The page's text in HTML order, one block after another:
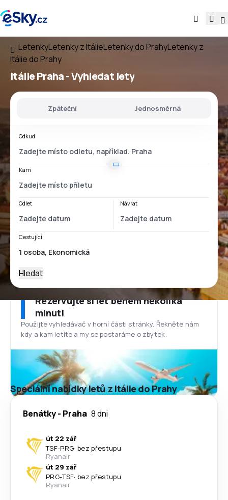
LetenkyLetenky z ItálieLetenky do PrahyLetenky z
Itálie do Prahy
Itálie Praha- Vyhledat lety
Zpáteční Jednosměrná
Odkud
Kam
Odlet Návrat
Cestující
Hledat
Rezervujte si let během několika
minut!
Použijte vyhledávač v horní části stránky. Řekněte nám
kdy a kam letíte a my se postaráme o zbytek.
Speciální nabídky letů z Itálie do Prahy
Benátky- Praha 8 dni
út 22 zář
TSF-PRG· bez přestupu
Ryanair
út 29 zář
PRG-TSF· bez přestupu
Ryanair